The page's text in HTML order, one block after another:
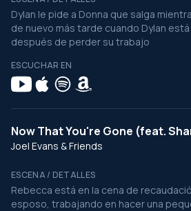
Dylan le pide a Donna que salga
de nuevo más tarde cuando Dylan
después de perder su trabajo
ESCUCHAR EN
Now That You're Gone (feat.
Joel Evans & Friends
ESCENA / DETALLES
Rebecca está en la cena de
esposo, trabajando en hacer una